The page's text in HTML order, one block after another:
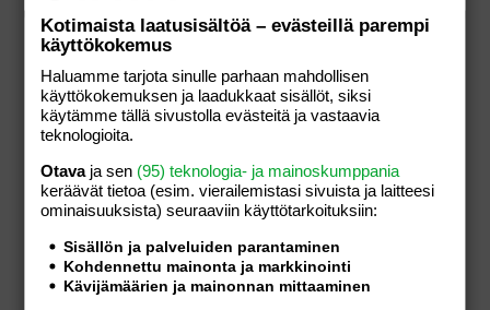
Hirsala Golf
Hirsalantie 215, Jorvas, Uusimaa,Suomi
+3581002010
Kotimaista laatusisältöä – evästeillä parempi
käyttökokemus
Haluamme tarjota sinulle parhaan mahdollisen
käyttökokemuksen ja laadukkaat sisällöt, siksi
käytämme tällä sivustolla evästeitä ja vastaavia
teknologioita.
Otavaja sen (95) teknologia- ja mainoskumppania
keräävät tietoa (esim. vierailemis­tasi sivuista ja laitteesi
ominaisuuk­sista) seuraaviin käyttötarkoituksiin:
Sisällön ja palveluiden parantaminen
Kohdennettu mainonta ja markkinointi
Kävijämäärien ja mainonnan mittaaminen